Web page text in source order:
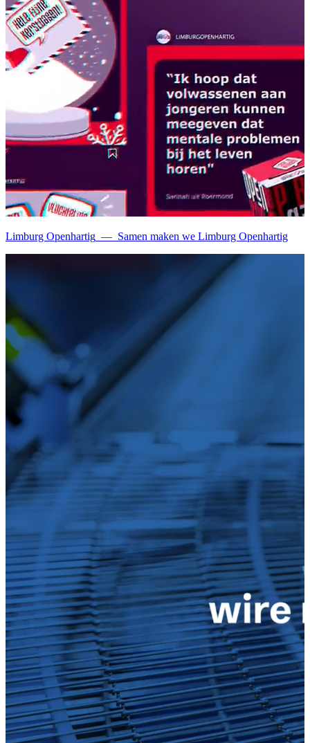
Limburg Openhartig — Samen maken we Limburg Openhartig